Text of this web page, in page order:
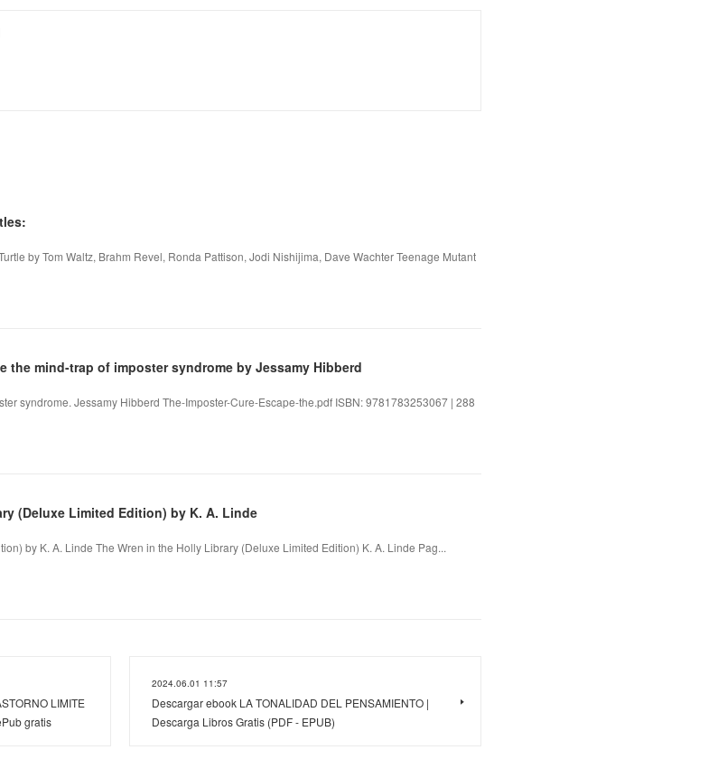
by Tom Waltz, Brahm Revel, Ronda Pattison, Jodi Nishijima, Dave Wachter Teenage Mutant
the mind-trap of imposter syndrome by Jessamy Hibberd
syndrome. Jessamy Hibberd The-Imposter-Cure-Escape-the.pdf ISBN: 9781783253067 | 288
(Deluxe Limited Edition) by K. A. Linde
by K. A. Linde The Wren in the Holly Library (Deluxe Limited Edition) K. A. Linde Pag...
LIMITE
gratis
2024.06.01 11:57
Descargar ebook LA TONALIDAD DEL PENSAMIENTO |
Descarga Libros Gratis (PDF - EPUB)